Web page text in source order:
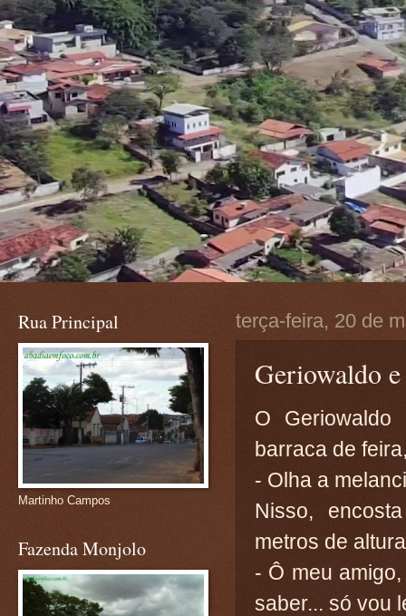
terça-feira, 20 de
Geriowaldo
O
barraca de
- Olha a
Nisso,
metros de
- Ô meu
saber... só vou
Rua Principal
Martinho Campos
Fazenda Monjolo